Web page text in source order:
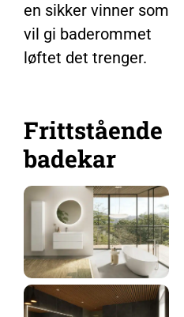
en sikker vinner som
vil gi baderommet
løftet det trenger.
Frittstående
badekar